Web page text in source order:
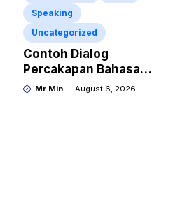
Speaking
Uncategorized
Contoh Dialog
Percakapan Bahasa
Inggris tentang
Mr Min August 6, 2026